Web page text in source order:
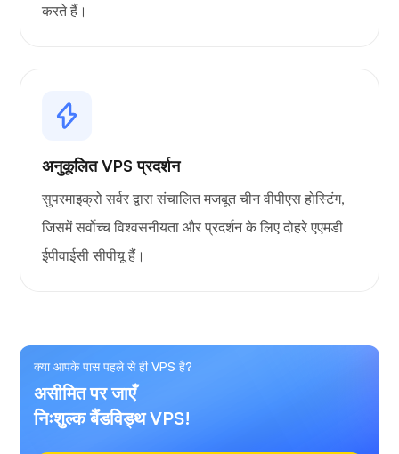
करते हैं।
अनुकूलित VPS प्रदर्शन
सुपरमाइक्रो सर्वर द्वारा संचालित मजबूत चीन वीपीएस होस्टिंग,
जिसमें सर्वोच्च विश्वसनीयता और प्रदर्शन के लिए दोहरे एएमडी
ईपीवाईसी सीपीयू हैं।
क्या आपके पास पहले से ही VPS है?
असीमित पर जाएँ
निःशुल्क बैंडविड्थ VPS!